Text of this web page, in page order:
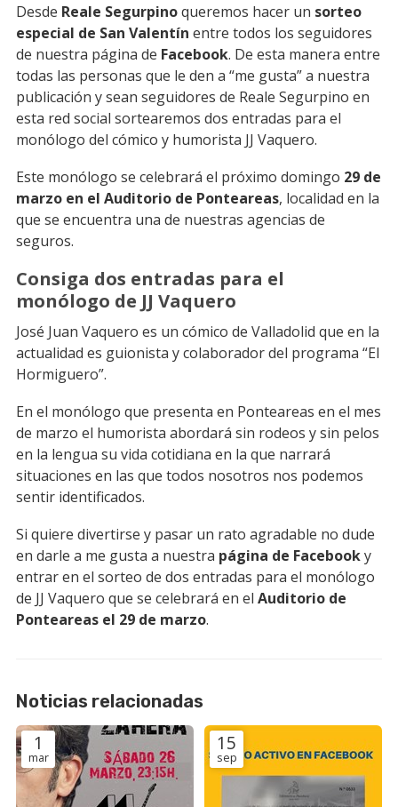
Desde Reale Segurpinoqueremos hacer un sorteo
especial de San Valentín entre todos los seguidores
de nuestra página de Facebook. De esta manera entre
todas las personas que le den a “me gusta” a nuestra
publicación y sean seguidores de Reale Segurpino en
esta red social sortearemos dos entradas para el
monólogo del cómico y humorista JJ Vaquero.
Este monólogo se celebrará el próximo domingo 29 de
marzo en el Auditorio de Ponteareas, localidad en la
que se encuentra una de nuestras agencias de
seguros.
Consiga dos entradas para el
monólogo de JJ Vaquero
José Juan Vaquero es un cómico de Valladolid que en la
actualidad es guionista y colaborador del programa “El
Hormiguero”.
En el monólogo que presenta en Ponteareas en el mes
de marzo el humorista abordará sin rodeos y sin pelos
en la lengua su vida cotidiana en la que narrará
situaciones en las que todos nosotros nos podemos
sentir identificados.
Si quiere divertirse y pasar un rato agradable no dude
en darle a me gusta a nuestra página de Facebooky
entrar en el sorteo de dos entradas para el monólogo
de JJ Vaquero que se celebrará en el Auditorio de
Ponteareas el 29 de marzo.
Noticias relacionadas
1
mar
15
sep